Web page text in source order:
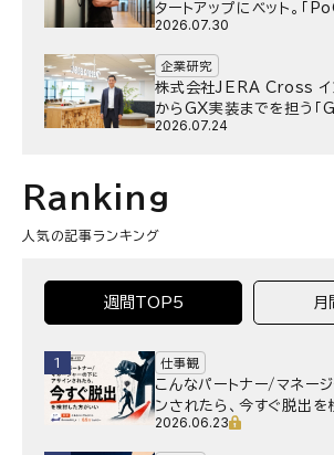
タートアップにベット。｢
感｣はどうなったのか／
2026.07.30
企業研究
株式会社JERA Cross イ
からGX実装までを担う「
サー」というキャリア
2026.07.24
Ranking
人気の記事ランキング
週間TOP5
1 仕事観
こんなパートナー/マネー
ンされたら、今すぐ脱出
2026.06.23